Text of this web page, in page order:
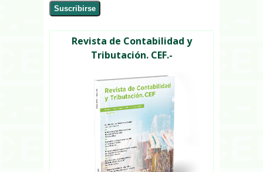
Revista de Contabilidad y
Tributación. CEF.-